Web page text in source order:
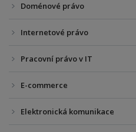
Doménové právo
Internetové právo
Pracovní právo v IT
E-commerce
Elektronická komunikace